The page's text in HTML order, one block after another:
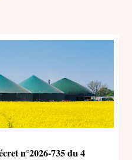
n°2026-735 du 4